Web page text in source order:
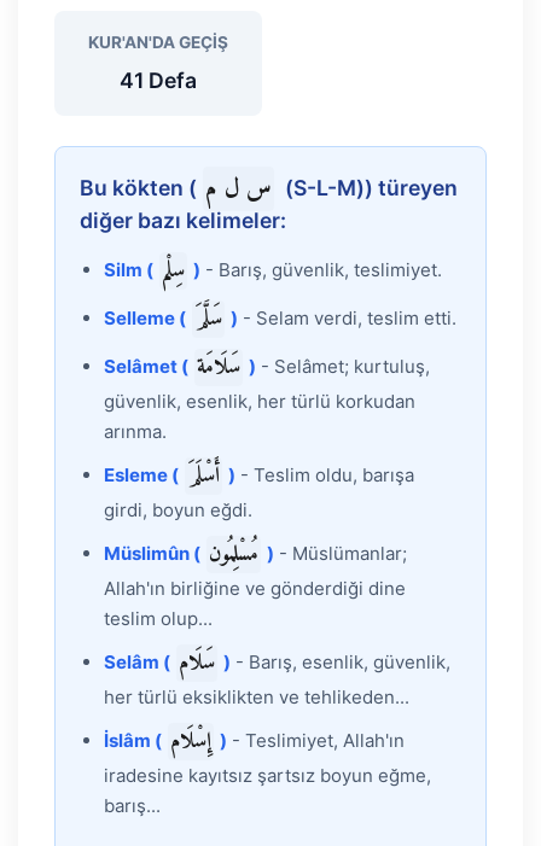
KUR'AN'DA GEÇIŞ
41 Defa
Bu kökten ( س ل م
(S-L-M)) türeyen
diğer bazı kelimeler:
Silm ( سِلْم ) - Barış, güvenlik, teslimiyet.
Selleme ( سَلَّمَ ) - Selam verdi, teslim etti.
Selâmet ( سَلَامَة ) - Selâmet; kurtuluş,
güvenlik, esenlik, her türlü korkudan
arınma.
Esleme ( أَسْلَمَ ) - Teslim oldu, barışa
girdi, boyun eğdi.
Müslimûn ( مُسْلِمُون ) - Müslümanlar;
Allah'ın birliğine ve gönderdiği dine
teslim olup...
Selâm ( سَلَام ) - Barış, esenlik, güvenlik,
her türlü eksiklikten ve tehlikeden...
İslâm ( إِسْلَام ) - Teslimiyet, Allah'ın
iradesine kayıtsız şartsız boyun eğme,
barış...